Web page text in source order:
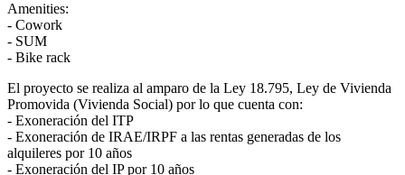
Amenities:
- Cowork
- SUM
- Bike rack
El proyecto se realiza al amparo de la Ley 18.795, Ley de Vivienda
Promovida (Vivienda Social) por lo que cuenta con:
- Exoneración del ITP
- Exoneración de IRAE/IRPF a las rentas generadas de los
alquileres por 10 años
- Exoneración del IP por 10 años